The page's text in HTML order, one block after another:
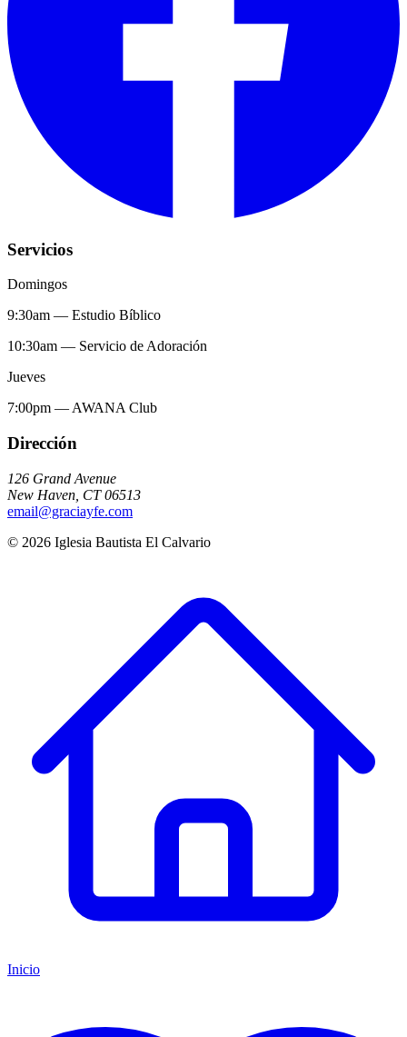
Servicios
Domingos
9:30am — Estudio Bíblico
10:30am — Servicio de Adoración
Jueves
7:00pm — AWANA Club
Dirección
126 Grand Avenue
New Haven CT 06513
email@graciayfe.com
© 2026 Iglesia Bautista El Calvario
Inicio